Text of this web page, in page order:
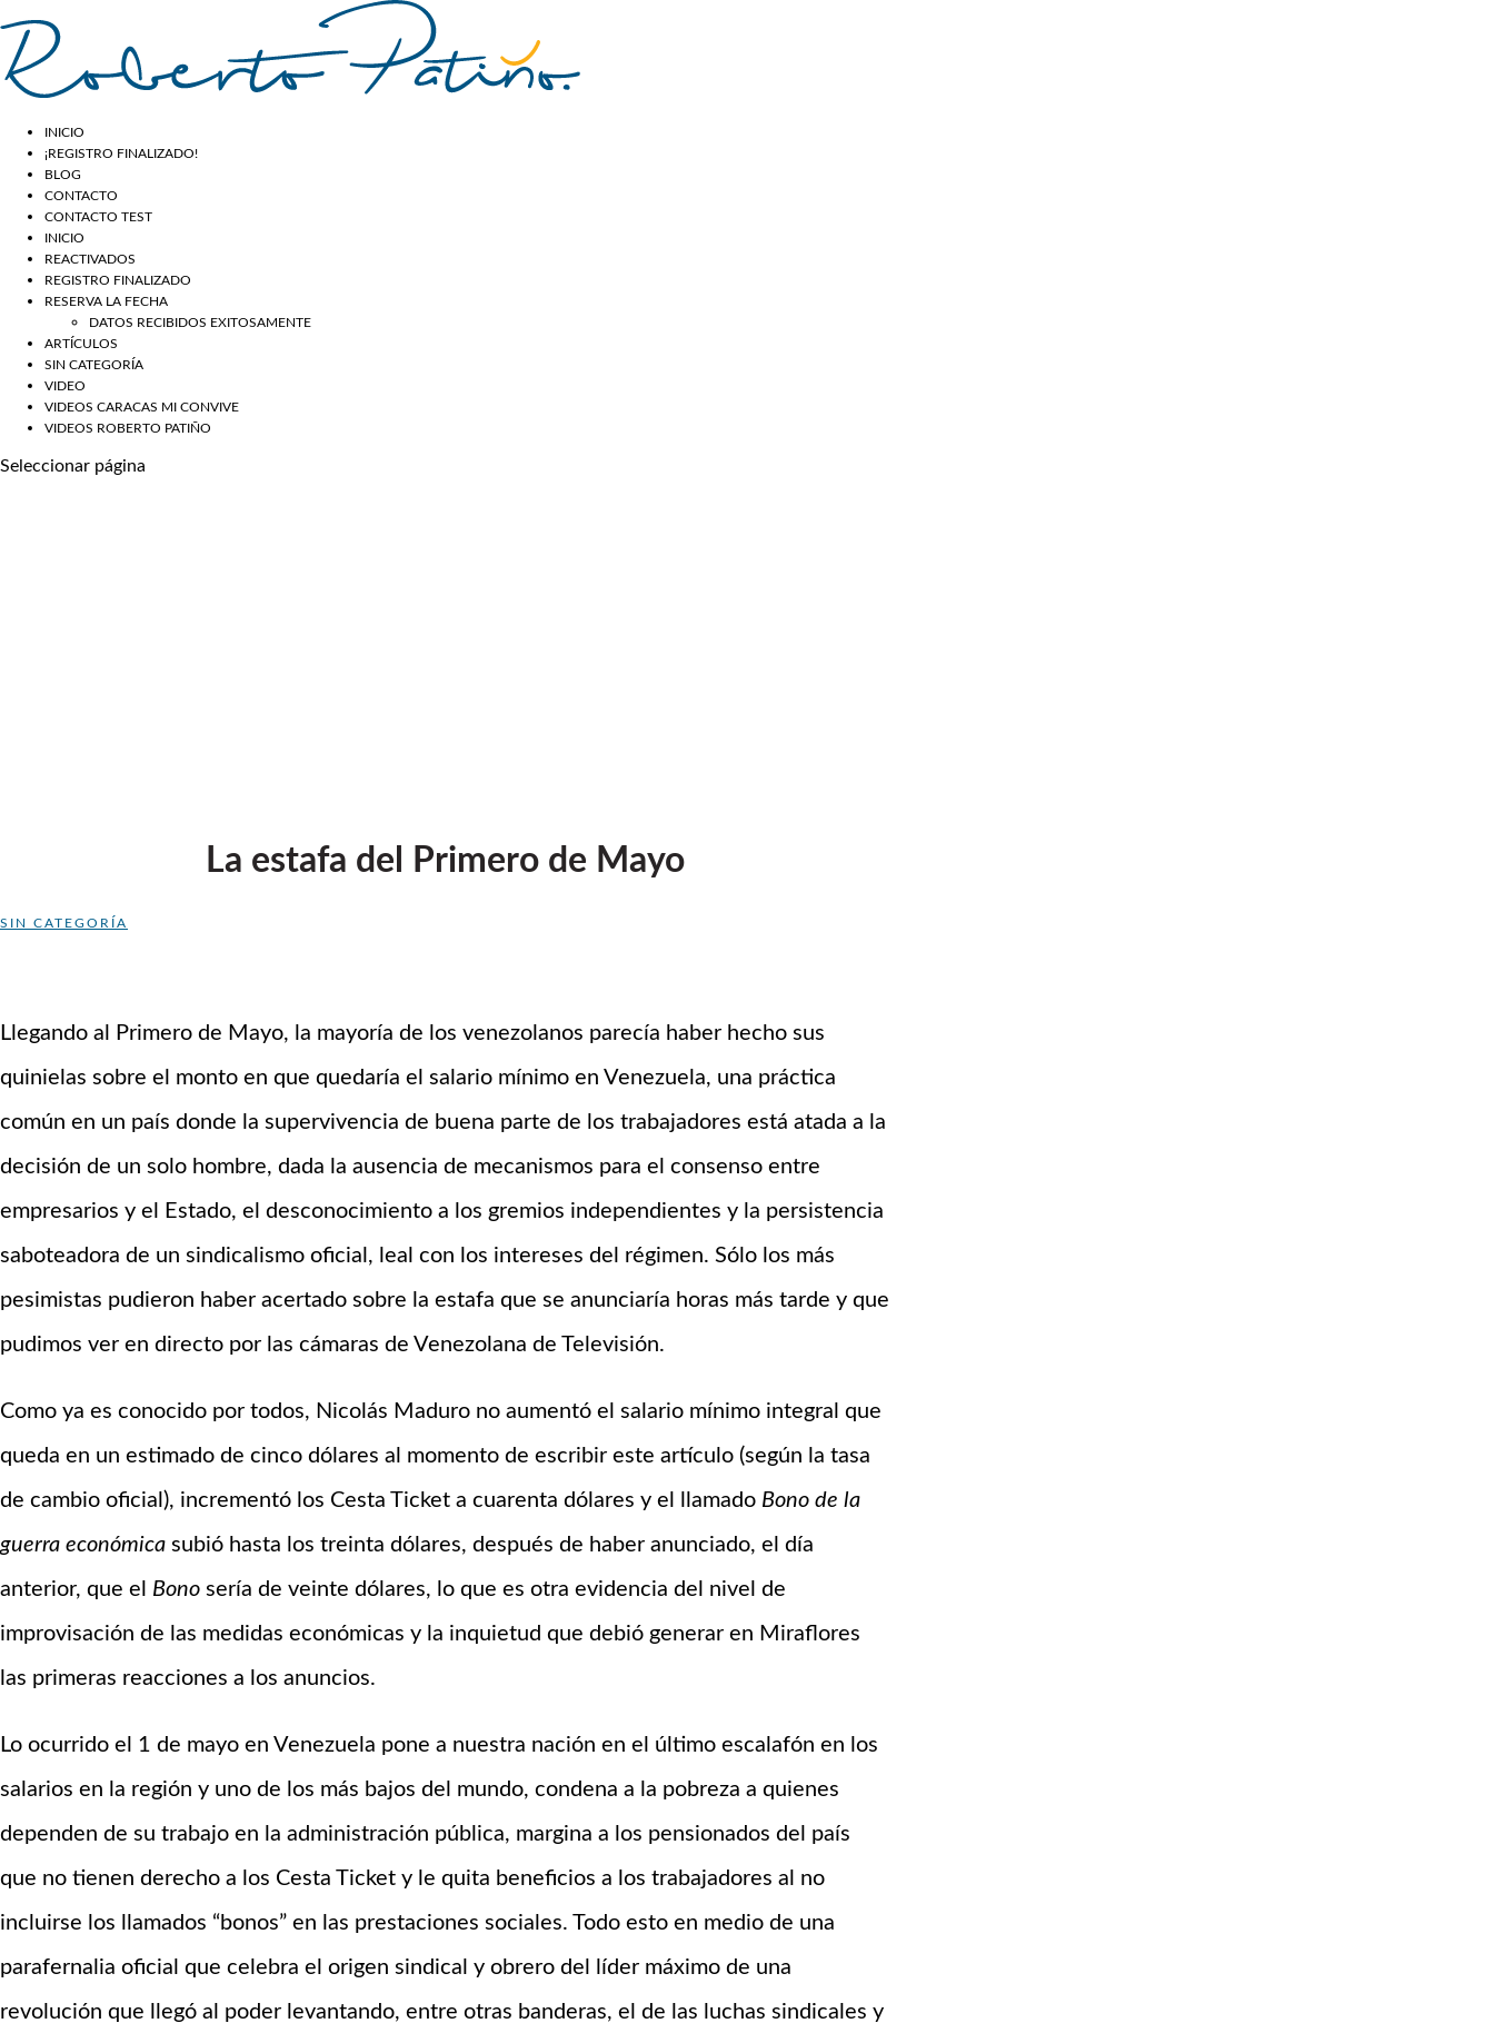
INICIO
¡REGISTRO FINALIZADO!
BLOG
CONTACTO
CONTACTO TEST
INICIO
REACTIVADOS
REGISTRO FINALIZADO
RESERVA LA FECHA
DATOS RECIBIDOS EXITOSAMENTE
ARTÍCULOS
SIN CATEGORÍA
VIDEO
VIDEOS CARACAS MI CONVIVE
VIDEOS ROBERTO PATIÑO
Seleccionar página
La estafa del Primero de Mayo
SIN CATEGORÍA
Llegando al Primero de Mayo, la mayoría de los venezolanos parecía haber hecho sus
quinielas sobre el monto en que quedaría el salario mínimo en Venezuela, una práctica
común en un país donde la supervivencia de buena parte de los trabajadores está atada a la
decisión de un solo hombre, dada la ausencia de mecanismos para el consenso entre
empresarios y el Estado, el desconocimiento a los gremios independientes y la persistencia
saboteadora de un sindicalismo oficial, leal con los intereses del régimen. Sólo los más
pesimistas pudieron haber acertado sobre la estafa que se anunciaría horas más tarde y que
pudimos ver en directo por las cámaras de Venezolana de Televisión.
Como ya es conocido por todos, Nicolás Maduro no aumentó el salario mínimo integral que
queda en un estimado de cinco dólares al momento de escribir este artículo (según la tasa
de cambio oficial), incrementó los Cesta Ticket a cuarenta dólares y el llamado Bono de la
guerra económica subió hasta los treinta dólares, después de haber anunciado, el día
anterior, que el Bono sería de veinte dólares, lo que es otra evidencia del nivel de
improvisación de las medidas económicas y la inquietud que debió generar en Miraflores
las primeras reacciones a los anuncios.
Lo ocurrido el 1 de mayo en Venezuela pone a nuestra nación en el último escalafón en los
salarios en la región y uno de los más bajos del mundo, condena a la pobreza a quienes
dependen de su trabajo en la administración pública, margina a los pensionados del país
que no tienen derecho a los Cesta Ticket y le quita beneficios a los trabajadores al no
incluirse los llamados “bonos” en las prestaciones sociales. Todo esto en medio de una
parafernalia oficial que celebra el origen sindical y obrero del líder máximo de una
revolución que llegó al poder levantando, entre otras banderas, el de las luchas sindicales y